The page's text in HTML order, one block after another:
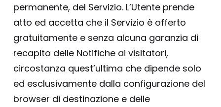
permanente, del Servizio. L’Utente prende
atto ed accetta che il Servizio è offerto
gratuitamente e senza alcuna garanzia di
recapito delle Notifiche ai visitatori,
circostanza quest’ultima che dipende solo
ed esclusivamente dalla configurazione del
browser di destinazione e delle